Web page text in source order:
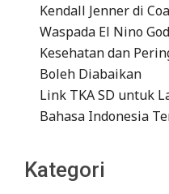
Kendall Jenner di
Waspada El Nino
Kesehatan dan
Boleh Diabaikan
Link TKA SD untuk
Bahasa Indonesia
Kategori